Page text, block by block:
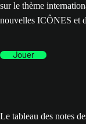
sur le thème
nouvelles ICÔNES et
Jouer
Le tableau des notes